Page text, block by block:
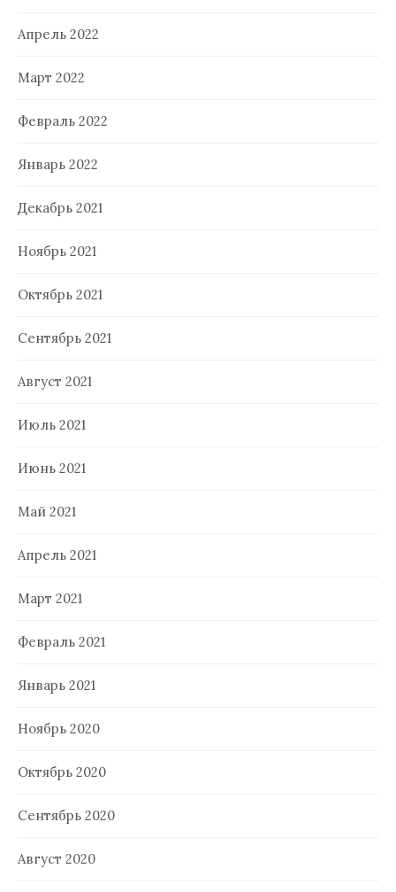
Апрель 2022
Март 2022
Февраль 2022
Январь 2022
Декабрь 2021
Ноябрь 2021
Октябрь 2021
Сентябрь 2021
Август 2021
Июль 2021
Июнь 2021
Май 2021
Апрель 2021
Март 2021
Февраль 2021
Январь 2021
Ноябрь 2020
Октябрь 2020
Сентябрь 2020
Август 2020